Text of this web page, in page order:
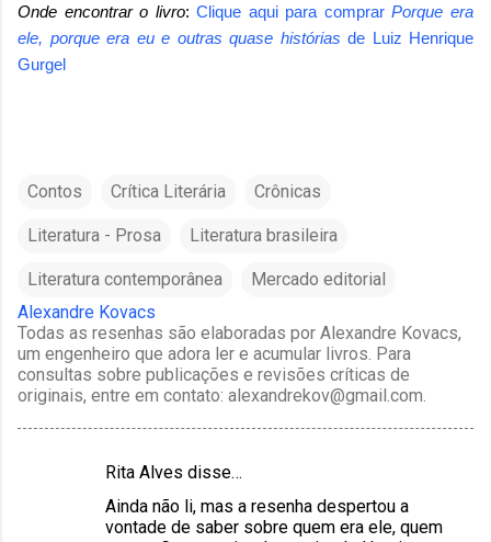
Onde encontrar o livro:Clique aqui para comprarPorque era
ele, porque era eu e outras quase histórias de Luiz Henrique
Gurgel
Contos Crítica Literária Crônicas
Literatura - Prosa Literatura brasileira
Literatura contemporânea
Mercado editorial
Alexandre Kovacs
Todas as resenhas são elaboradas por Alexandre Kovacs,
um engenheiro que adora ler e acumular livros. Para
consultas sobre publicações e revisões críticas de
originais, entre em contato: alexandrekov@gmail.com.
Rita Alves disse…
Ainda não li, mas a resenha despertou a
vontade de saber sobre quem era ele, quem